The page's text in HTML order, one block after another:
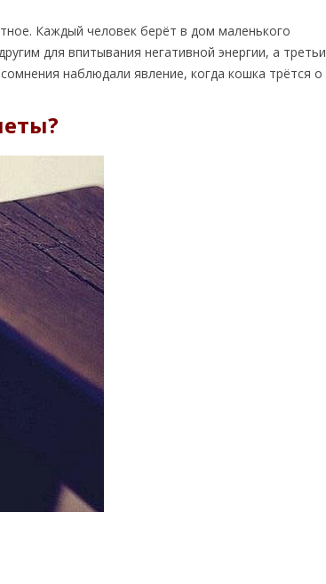
Каждый человек берёт в дом маленького
для впитывания негативной энергии, а третьи
наблюдали явление, когда кошка трётся о